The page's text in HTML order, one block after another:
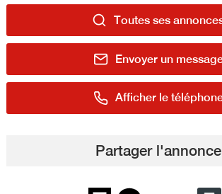
Toutes ses
Envoyer un
Afficher le
Partager l'annonce